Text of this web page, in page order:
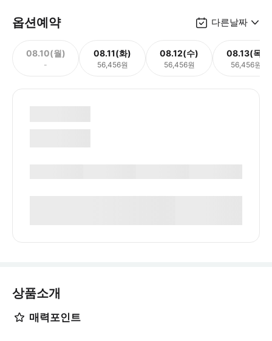
옵션예약 다른날짜
08.10(월)
-
08.11(화)
56,456원
08.12(수)
56,456원
08.13(목)
56,456원
상품소개
매력포인트